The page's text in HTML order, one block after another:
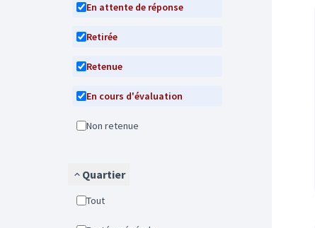
En attente de réponse
Retirée
Retenue
En cours d'évaluation
Non retenue
Quartier
Tout